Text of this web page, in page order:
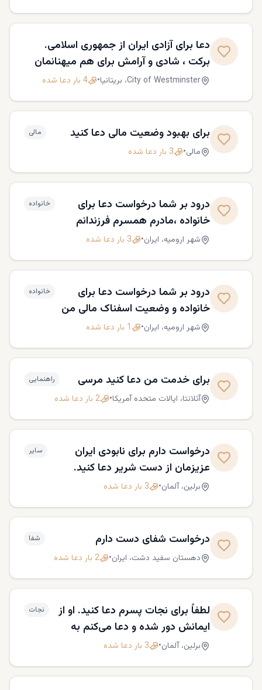
دعا برای آزادی ایران از جمهوری اسلامی.
برکت ، شادی و آرامش برای هم میهنانمان
در ایران مخصوصا. باشد که در ایرانی آزاد
مسیح را پرستش کنیم.
City of Westminster، بریتانیا•
4بار دعا شده
برای بهبود وضعیت مالی دعا کنید مالی
مالی•
3بار دعا شده
درود بر شما درخواست دعا برای
خانواده ،مادرم همسرم فرزندانم
،برادرم. خواهرم ... و درخواست دعا
هستم همسرم امیک گریکور و
فرزندانم لیونید و لیونل درخواست
دعا با تشکر از شهر ارومیه
خانواده
شهر ارومیه، ایران•
3بار دعا شده
درود بر شما درخواست دعا برای
خانواده و وضعیت اسفناک مالی من
به همراه خانواده ام همسرم و دو
درخواست دعا و حمایت مالی دارم.
خانواده
شهر ارومیه، ایران•
1بار دعا شده
برای خدمت من دعا کنید مرسی راهنمایی
آتلانتا، ایالات متحده آمریکا•
2بار دعا شده
درخواست دارم برای نابودی ایران
عزیزمان از دست شریر دعا کنید.
سایر
برلین،آلمان•
3بار دعا شده
درخواست شفای دست دارم شفا
دهستان سفید دشت، ایران•
2بار دعا شده
لطفاً برای نجات پسرم دعا کنید. او از
ایمانش دور شده و دعا می‌کنم به
سوی خدا بازگردد.
نجات
برلین،آلمان•
3بار دعا شده